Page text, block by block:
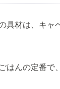
具材は、キャ
はんの定番で